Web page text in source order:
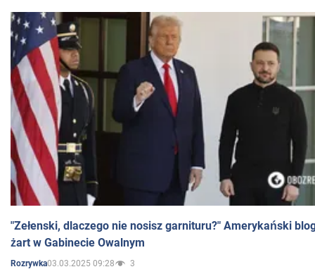
"Zełenski, dlaczego nie nosisz garnituru?" Amerykański
żart w Gabinecie Owalnym
Rozrywka03.03.2025 09:28 3